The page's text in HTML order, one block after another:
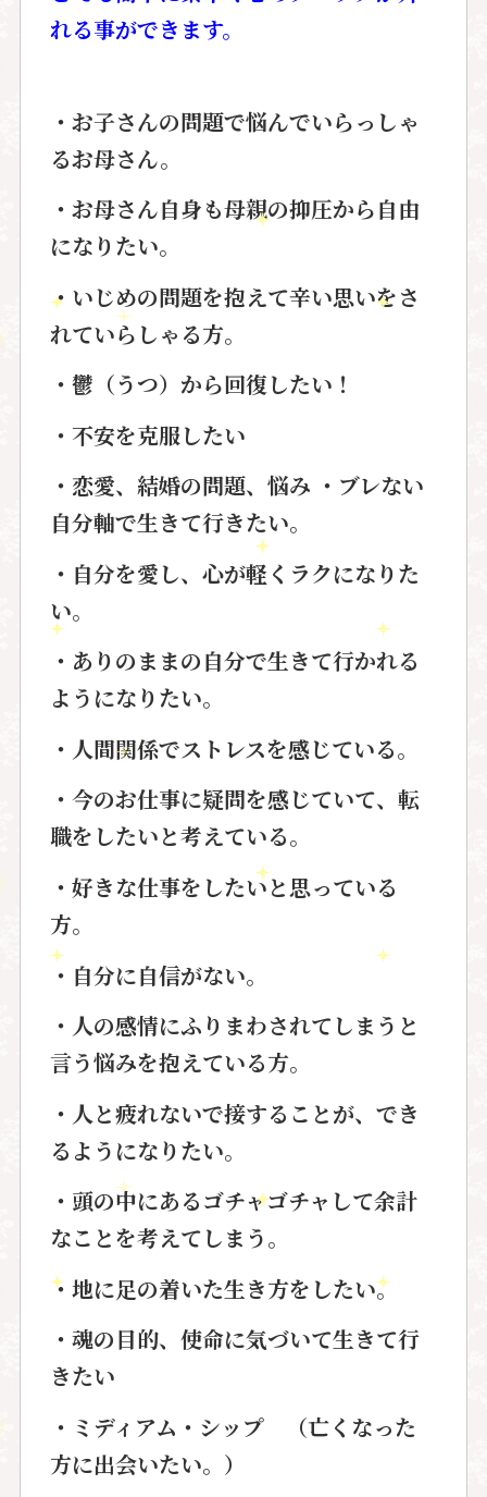
れる事ができます。
・お子さんの問題で悩んでいらっしゃ
るお母さん。
・お母さん自身も母親の抑圧から自由
になりたい。
・いじめの問題を抱えて辛い思いをさ
れていらしゃる方。
・鬱（うつ）から回復したい！
・不安を克服したい
・恋愛、結婚の問題、悩み ・ブレない
自分軸で生きて行きたい。
・自分を愛し、心が軽くラクになりた
い。
・ありのままの自分で生きて行かれる
ようになりたい。
・人間関係でストレスを感じている。
・今のお仕事に疑問を感じていて、転
職をしたいと考えている。
・好きな仕事をしたいと思っている
方。
・自分に自信がない。
・人の感情にふりまわされてしまうと
言う悩みを抱えている方。
・人と疲れないで接することが、でき
るようになりたい。
・頭の中にあるゴチャゴチャして余計
なことを考えてしまう。
・地に足の着いた生き方をしたい。
・魂の目的、使命に気づいて生きて行
きたい
・ミディアム・シップ （亡くなった
方に出会いたい。）